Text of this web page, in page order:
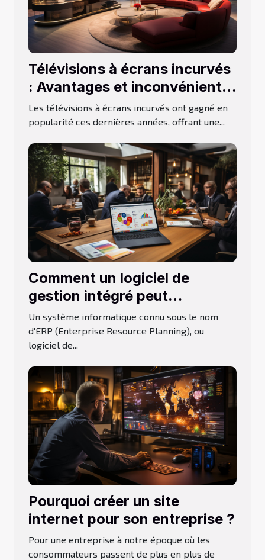
Télévisions à écrans incurvés
: Avantages et inconvénients
de ce type d’écran
Les télévisions à écrans incurvés ont gagné en
popularité ces dernières années, offrant une...
Comment un logiciel de
gestion intégré peut
transformer votre
entreprise ?
Un système informatique connu sous le nom
d'ERP (Enterprise Resource Planning), ou
logiciel de...
Pourquoi créer un site
internet pour son entreprise ?
Pour une entreprise à notre époque où les
consommateurs passent de plus en plus de